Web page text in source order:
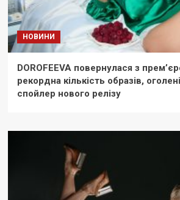
НОВИНИ
DOROFEEVA повернулася з
рекордна кількість образів,
спойлер нового релізу